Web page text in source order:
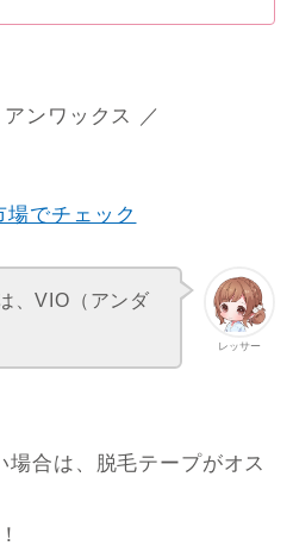
ンワックス ／
でチェック
レッサー
、VIO（アンダ
場合は、脱毛テープがオス